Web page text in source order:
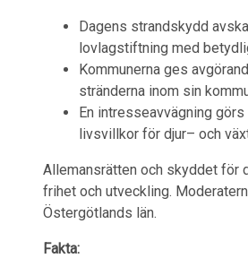
Dagens strandskydd
lovlagstiftning med
Kommunerna ges
stränderna inom sin
En intresseavvägning
livsvillkor för djur– och
Allemansrätten och skyddet för
frihet och utveckling.
Östergötlands län.
Fakta: